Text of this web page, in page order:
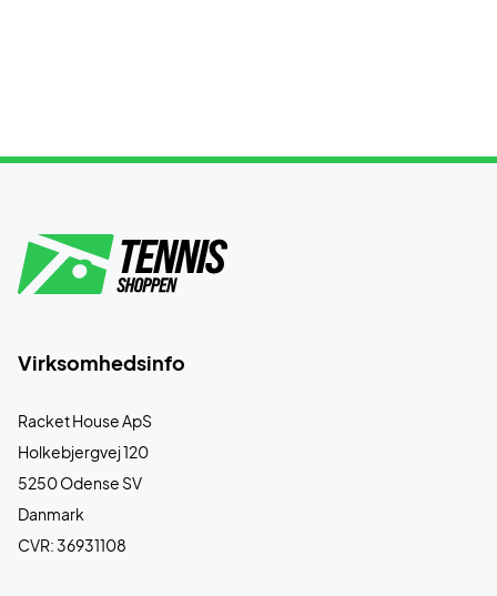
Virksomhedsinfo
Racket House ApS
Holkebjergvej 120
5250 Odense SV
Danmark
CVR: 36931108